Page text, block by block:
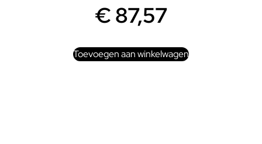
€87,57
Toevoegen aan winkelwagen